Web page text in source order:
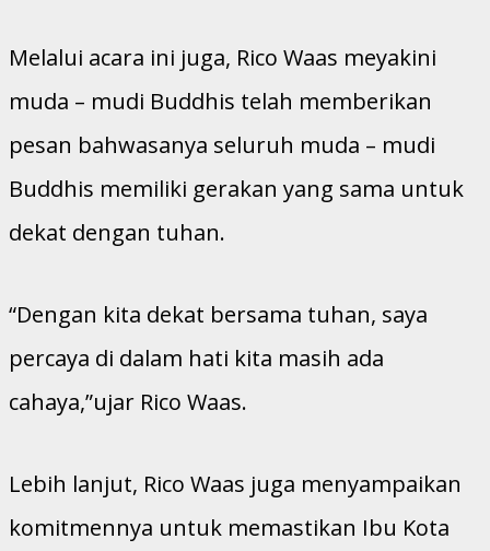
Melalui acara ini juga, Rico Waas meyakini
muda – mudi Buddhis telah memberikan
pesan bahwasanya seluruh muda – mudi
Buddhis memiliki gerakan yang sama untuk
dekat dengan tuhan.
“Dengan kita dekat bersama tuhan, saya
percaya di dalam hati kita masih ada
cahaya,”ujar Rico Waas.
Lebih lanjut, Rico Waas juga menyampaikan
komitmennya untuk memastikan Ibu Kota